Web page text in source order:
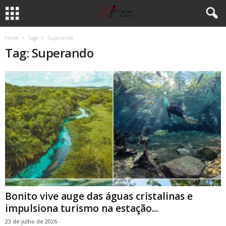
Home Tags Superando
Tag: Superando
Bonito vive auge das águas cristalinas e
impulsiona turismo na estação...
23 de julho de 2026